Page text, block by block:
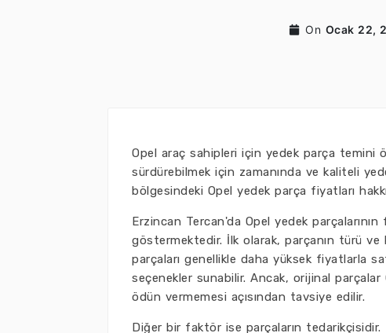
On Ocak 22,
Opel araç sahipleri için yedek parça temini
sürdürebilmek için zamanında ve kaliteli
bölgesindeki Opel yedek parça fiyatları
Erzincan Tercan'da Opel yedek
göstermektedir. İlk olarak, parçanın türü
parçaları genellikle daha yüksek fiyatlarla
seçenekler sunabilir. Ancak, orijinal parçalar
ödün vermemesi açısından tavsiye edilir.
Diğer bir faktör ise parçaların